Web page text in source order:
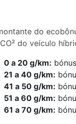
do
do veículo
0 a 20 g/km:
21 a 40 g/km:
41 a 50 g/km:
51 a 60 g/km:
61 a 70 g/km: